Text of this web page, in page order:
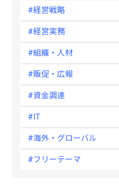
#経営戦略
#経営実務
#組織・人材
#販促・広報
#資金調達
#IT
#海外・グローバル
#フリーテーマ